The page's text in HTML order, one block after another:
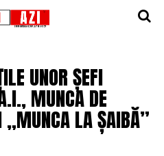
UNOR ȘEFI
MUNCA DE
„MUNCA LA ȘAIBĂ”